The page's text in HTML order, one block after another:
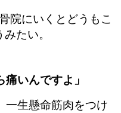
院にいくとどうもこ
たい。
痛いんですよ」
一生懸命筋肉をつけ